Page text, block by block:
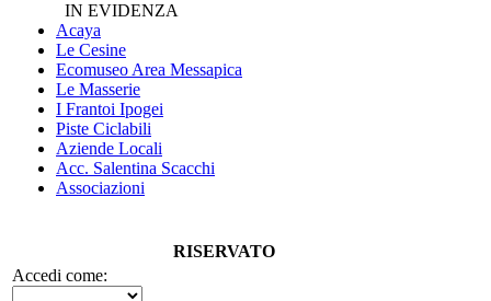
IN EVIDENZA
Acaya
Le Cesine
Ecomuseo Area Messapica
Le Masserie
I Frantoi Ipogei
Piste Ciclabili
Aziende Locali
Acc. Salentina Scacchi
Associazioni
RISERVATO
Accedi come: